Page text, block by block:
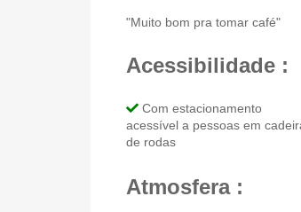
"Muito bom pra tomar café"
Acessibilidade :
Com estacionamento
acessível a pessoas em
de rodas
Atmosfera :